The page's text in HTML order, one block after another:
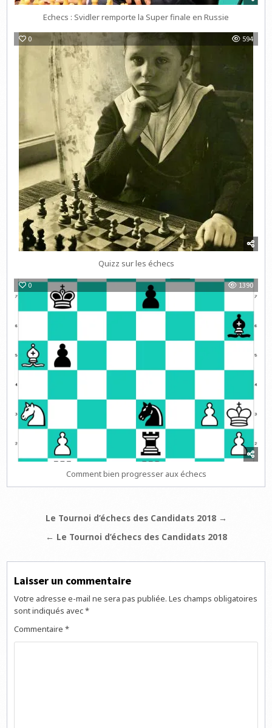
Echecs : Svidler remporte la Super finale en Russie
0 594
Quizz sur les échecs
0 1390
Comment bien progresser aux échecs
Navigation
Le Tournoi d’échecs des Candidats 2018 →
← Le Tournoi d’échecs des Candidats 2018
Laisser un commentaire
Votre adresse e-mail ne sera pas publiée. Les champs obligatoires
sont indiqués avec*
Commentaire*